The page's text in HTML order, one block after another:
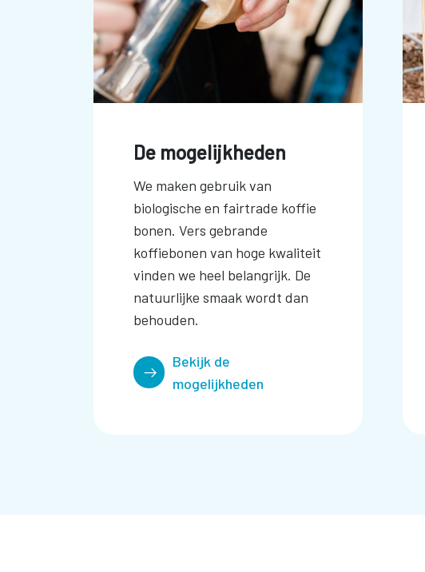
De mogelijkheden
We maken gebruik van
biologische en fairtrade koffie
bonen. Vers gebrande
koffiebonen van hoge kwaliteit
vinden we heel belangrijk. De
natuurlijke smaak wordt dan
behouden.
Bekijk de
mogelijkheden